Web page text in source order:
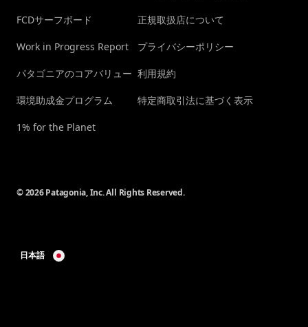
FCDサーフボード
Work in Progress Report
パタゴニアのコアバリュー
環境助成金プログラム
1% for the Planet
正規取扱店について
プライバシーポリシー
利用規約
特定商取引法に基づく表示
© 2026 Patagonia, Inc. All Rights Reserved.
日本語